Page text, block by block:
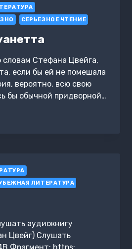
СЕРЬЕЗНОЕ ЧТЕНИЕ
Стефана Цвейга,
если бы ей не помешала
вероятно, всю свою
бы обычной придворной…
ЛИТЕРАТУРА
аудиокнигу
Цвейг) Слушать